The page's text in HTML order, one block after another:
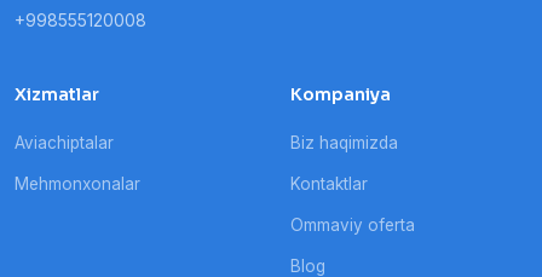
+998555120008
Xizmatlar
Aviachiptalar
Mehmonxonalar
Kompaniya
Biz haqimizda
Kontaktlar
Ommaviy oferta
Blog